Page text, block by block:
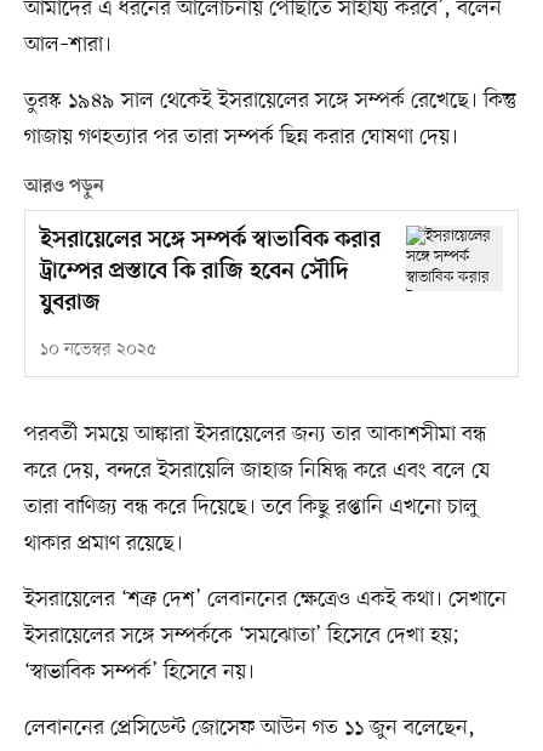
আমাদের এ ধরনের আলোচনায় পৌঁছাতে সাহায্য করবে’, বলেন
আল–শারা।
তুরস্ক ১৯৪৯ সাল থেকেই ইসরায়েলের সঙ্গে সম্পর্ক রেখেছে। কিন্তু
গাজায় গণহত্যার পর তারা সম্পর্ক ছিন্ন করার ঘোষণা দেয়।
আরও পড়ুন
ইসরায়েলের সঙ্গে সম্পর্ক স্বাভাবিক করার
ট্রাম্পের প্রস্তাবে কি রাজি হবেন সৌদি
যুবরাজ
১০ নভেম্বর ২০২৫
পরবর্তী সময়ে আঙ্কারা ইসরায়েলের জন্য তার আকাশসীমা বন্ধ
করে দেয়, বন্দরে ইসরায়েলি জাহাজ নিষিদ্ধ করে এবং বলে যে
তারা বাণিজ্য বন্ধ করে দিয়েছে। তবে কিছু রপ্তানি এখনো চালু
থাকার প্রমাণ রয়েছে।
ইসরায়েলের ‘শত্রু দেশ’ লেবাননের ক্ষেত্রেও একই কথা। সেখানে
ইসরায়েলের সঙ্গে সম্পর্ককে ‘সমঝোতা’ হিসেবে দেখা হয়;
‘স্বাভাবিক সম্পর্ক’ হিসেবে নয়।
লেবাননের প্রেসিডেন্ট জোসেফ আউন গত ১১ জুন বলেছেন,